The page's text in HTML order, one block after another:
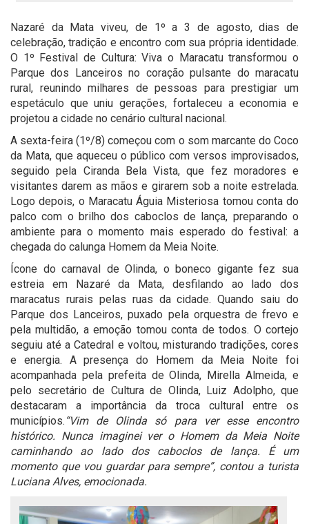
Nazaré da Mata viveu, de 1º a 3 de agosto, dias de
celebração, tradição e encontro com sua própria identidade.
O 1º Festival de Cultura: Viva o Maracatu transformou o
Parque dos Lanceiros no coração pulsante do maracatu
rural, reunindo milhares de pessoas para prestigiar um
espetáculo que uniu gerações, fortaleceu a economia e
projetou a cidade no cenário cultural nacional.
A sexta-feira (1º/8) começou com o som marcante do Coco
da Mata, que aqueceu o público com versos improvisados,
seguido pela Ciranda Bela Vista, que fez moradores e
visitantes darem as mãos e girarem sob a noite estrelada.
Logo depois, o Maracatu Águia Misteriosa tomou conta do
palco com o brilho dos caboclos de lança, preparando o
ambiente para o momento mais esperado do festival: a
chegada do calunga Homem da Meia Noite.
Ícone do carnaval de Olinda, o boneco gigante fez sua
estreia em Nazaré da Mata, desfilando ao lado dos
maracatus rurais pelas ruas da cidade. Quando saiu do
Parque dos Lanceiros, puxado pela orquestra de frevo e
pela multidão, a emoção tomou conta de todos. O cortejo
seguiu até a Catedral e voltou, misturando tradições, cores
e energia. A presença do Homem da Meia Noite foi
acompanhada pela prefeita de Olinda, Mirella Almeida, e
pelo secretário de Cultura de Olinda, Luiz Adolpho, que
destacaram a importância da troca cultural entre os
municípios. “Vim de Olinda só para ver esse encontro
histórico. Nunca imaginei ver o Homem da Meia Noite
caminhando ao lado dos caboclos de lança. É um
momento que vou guardar para sempre”, contou a turista
Luciana Alves, emocionada.